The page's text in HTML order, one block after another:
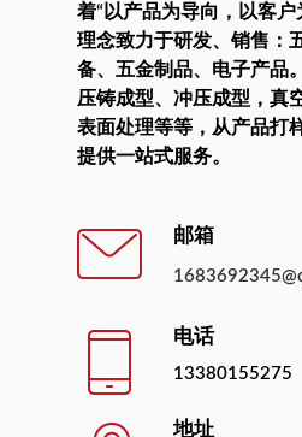
着“以产品为导向，以客
理念致力于研发、销售：
备、五金制品、电子产品
压铸成型、冲压成型，真
表面处理等等，从产品打
提供一站式服务。
邮箱
电话
13380155275
地址